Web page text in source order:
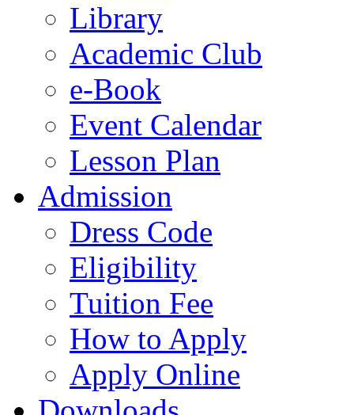
Library
Academic Club
e-Book
Event Calendar
Lesson Plan
Admission
Dress Code
Eligibility
Tuition Fee
How to Apply
Apply Online